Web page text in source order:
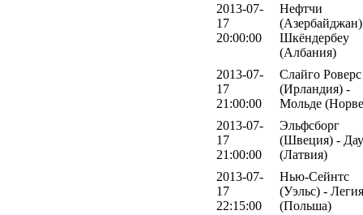
2013-07-
17
20:00:00
Нефтчи
Шкёндербеу
(Албания)
2013-07-
17
21:00:00
Слайго Роверс
(Ирландия) -
Мольде
2013-07-
17
21:00:00
Эльфсборг
(Швеция) -
(Латвия)
2013-07-
17
22:15:00
Нью-Сейнтс
(Уэльс) - Легия
(Польша)